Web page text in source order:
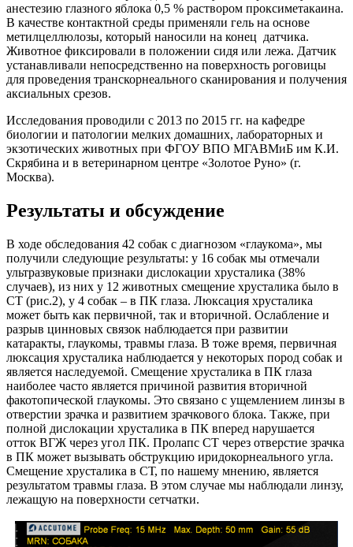
анестезию глазного яблока 0,5 % раствором проксиметакаина.
В качестве контактной среды применяли гель на основе
метилцеллюлозы, который наносили на конец датчика.
Животное фиксировали в положении сидя или лежа. Датчик
устанавливали непосредственно на поверхность роговицы
для проведения транскорнеального сканирования и получения
аксиальных срезов.
Исследования проводили с 2013 по 2015 гг. на кафедре
биологии и патологии мелких домашних, лабораторных и
экзотических животных при ФГОУ ВПО МГАВМиБ им К.И.
Скрябина и в ветеринарном центре «Золотое Руно» (г.
Москва).
Результаты и обсуждение
В ходе обследования 42 собак с диагнозом «глаукома», мы
получили следующие результаты: у 16 собак мы отмечали
ультразвуковые признаки дислокации хрусталика (38%
случаев), из них у 12 животных смещение хрусталика было в
СТ (рис.2), у 4 собак – в ПК глаза. Люксация хрусталика
может быть как первичной, так и вторичной. Ослабление и
разрыв цинновых связок наблюдается при развитии
катаракты, глаукомы, травмы глаза. В тоже время, первичная
люксация хрусталика наблюдается у некоторых пород собак и
является наследуемой. Смещение хрусталика в ПК глаза
наиболее часто является причиной развития вторичной
факотопической глаукомы. Это связано с ущемлением линзы в
отверстии зрачка и развитием зрачкового блока. Также, при
полной дислокации хрусталика в ПК вперед нарушается
отток ВГЖ через угол ПК. Пролапс СТ через отверстие зрачка
в ПК может вызывать обструкцию иридокорнеального угла.
Смещение хрусталика в СТ, по нашему мнению, является
результатом травмы глаза. В этом случае мы наблюдали линзу,
лежащую на поверхности сетчатки.